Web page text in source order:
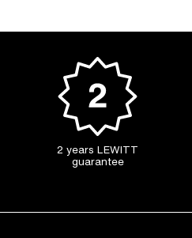
2 years LEWITT
guarantee